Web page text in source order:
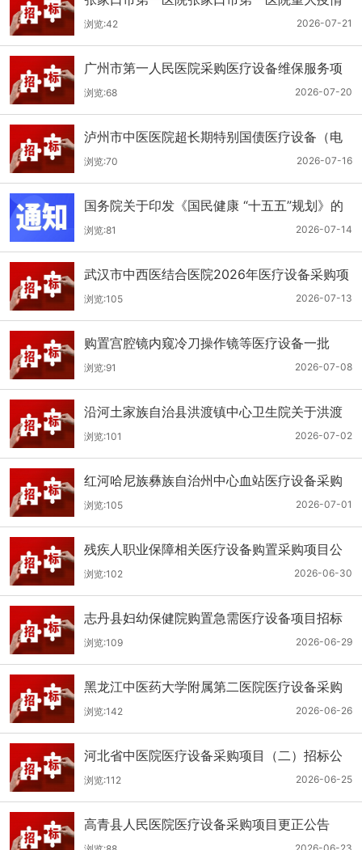
救治基地手术室及重症监护室医疗设备采购项
目更正公告
2026-07-21
浏览:42
广州市第一人民医院采购医疗设备维保服务项
目（2026年第1批）(二次)（项目编号：GZSY-
2026FW-06）采购更正公告
2026-07-20
浏览:68
泸州市中医医院超长期特别国债医疗设备（电
子胃肠镜系统）采购更正公告（第二次）2026-07-16
浏览:70
国务院关于印发《国民健康 “十五五”规划》的
通知
2026-07-14
浏览:81
武汉市中西医结合医院2026年医疗设备采购项
目四公开招标公告
2026-07-13
浏览:105
购置宫腔镜内窥冷刀操作镜等医疗设备一批
（双盲+远程异地+分散）
2026-07-08
浏览:91
沿河土家族自治县洪渡镇中心卫生院关于洪渡
镇中心卫生院县域医疗次中心医疗设备采购项
目的公开招标公告
2026-07-02
浏览:101
红河哈尼族彝族自治州中心血站医疗设备采购
（二次）公开招标公告
2026-07-01
浏览:105
残疾人职业保障相关医疗设备购置采购项目公
开招标招标公告
2026-06-30
浏览:102
志丹县妇幼保健院购置急需医疗设备项目招标
公告
2026-06-29
浏览:109
黑龙江中医药大学附属第二医院医疗设备采购
(二次)招标公告
2026-06-26
浏览:142
河北省中医院医疗设备采购项目（二）招标公
告
2026-06-25
浏览:112
高青县人民医院医疗设备采购项目更正公告